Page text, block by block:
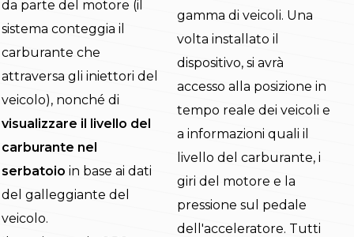
da parte del motore (il
sistema conteggia il
carburante che
attraversa gli iniettori del
veicolo), nonché di
visualizzare il livello del
carburante nel
serbatoio in base ai dati
del galleggiante del
veicolo.
gamma di veicoli. Una
volta installato il
dispositivo, si avrà
accesso alla posizione in
tempo reale dei veicoli e
a informazioni quali il
livello del carburante, i
giri del motore e la
pressione sul pedale
dell'acceleratore. Tutti